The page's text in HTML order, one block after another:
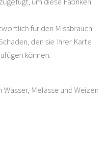
für den Missbrauch
den sie Ihrer Karte
können.
Melasse und Weizen